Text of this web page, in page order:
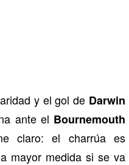
y el gol de Darwin
ante el Bournemouth
claro: el charrúa es
mayor medida si se va